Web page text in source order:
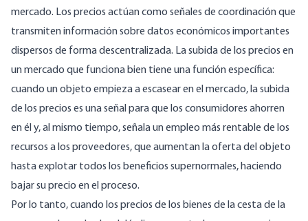
mercado. Los precios actúan como señales de coordinación que
transmiten información sobre datos económicos importantes
dispersos de forma descentralizada. La subida de los precios en
un mercado que funciona bien tiene una función específica:
cuando un objeto empieza a escasear en el mercado, la subida
de los precios es una señal para que los consumidores ahorren
en él y, al mismo tiempo, señala un empleo más rentable de los
recursos a los proveedores, que aumentan la oferta del objeto
hasta explotar todos los beneficios supernormales, haciendo
bajar su precio en el proceso.
Por lo tanto, cuando los precios de los bienes de la cesta de la